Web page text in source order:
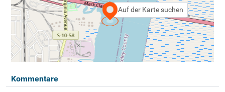
Auf der Karte suchen
Kommentare